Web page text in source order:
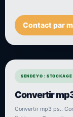
Contact par
SENDEYO :
Convertir
Convertir mp3 ps..